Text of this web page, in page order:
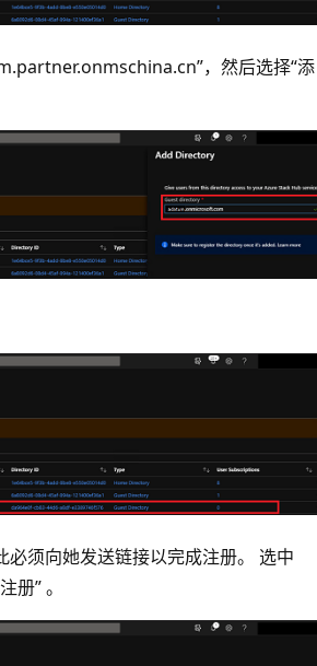
，然后选择“添
须向她发送链接以完成注册。 选中
” 。